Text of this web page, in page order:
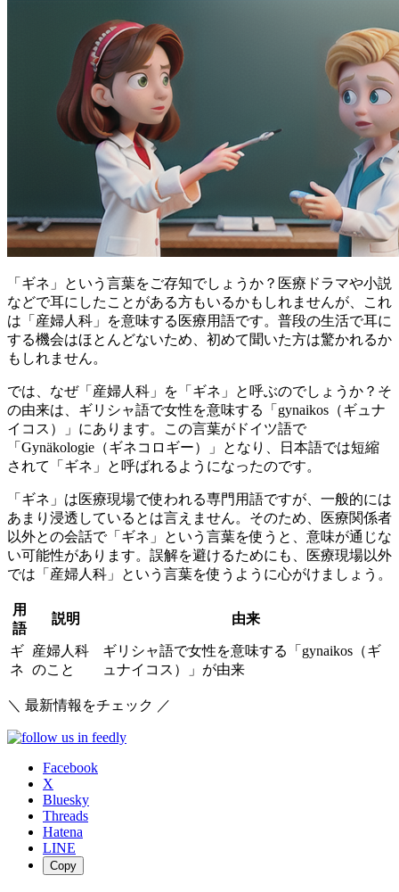
「ギネ」という言葉をご存知でしょうか？ 医療ドラマや小説
などで耳にしたことがある方もいるかもしれませんが、これ
は「産婦人科」を意味する医療用語です。 普段の生活で耳に
する機会はほとんどないため、初めて聞いた方は驚かれるか
もしれません。
では、なぜ「産婦人科」を「ギネ」と呼ぶのでしょうか？そ
の由来は、 ギリシャ語で女性を意味する「gynaikos（ギュナ
イコス）」 にあります。この言葉がドイツ語で
「Gynäkologie（ギネコロギー）」となり、日本語では短縮
されて「ギネ」と呼ばれるようになったのです。
「ギネ」は医療現場で使われる専門用語ですが、一般的には
あまり浸透しているとは言えません。そのため、医療関係者
以外との会話で「ギネ」という言葉を使うと、意味が通じな
い可能性があります。誤解を避けるためにも、医療現場以外
では「産婦人科」という言葉を使うように心がけましょう。
用
語
説明 由来
ギ
ネ
産婦人科
のこと
ギリシャ語で女性を意味する「gynaikos（ギ
ュナイコス）」が由来
＼ 最新情報をチェック ／
Facebook
X
Bluesky
Threads
Hatena
LINE
Copy